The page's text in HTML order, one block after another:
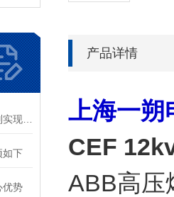
如下
优势
产品详情
上海一
CEF
ABB高压